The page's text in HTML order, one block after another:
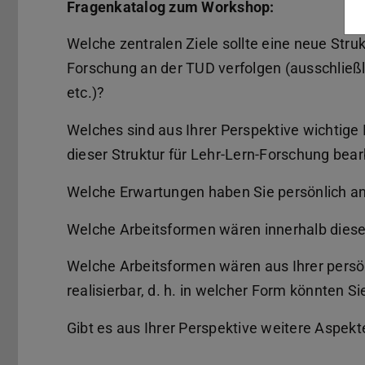
Fragenkatalog zum Workshop:
Welche zentralen Ziele sollte eine neue
Forschung an der TUD verfolgen
etc.)?
Welches sind aus Ihrer Perspektive
dieser Struktur für Lehr-Lern-Forschung
Welche Erwartungen haben Sie persönlich
Welche Arbeitsformen wären innerhalb
Welche Arbeitsformen wären aus Ihrer
realisierbar, d. h. in welcher Form könnten
Gibt es aus Ihrer Perspektive weitere